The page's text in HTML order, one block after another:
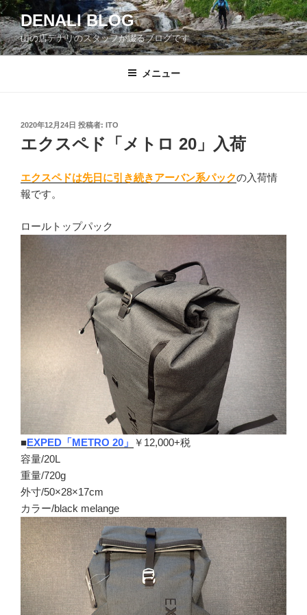
コ
ン
テ
ン
DENALI BLOG
山の店デナリのスタッフが綴るブログです
メニュー
投
日:
2020年12月24日 投稿者: ITO
エクスペド「メトロ 20」入荷
エクスペドは先日に引き続きアーバン系パックの入荷情
報です。
ロールトップパック
■EXPED「METRO 20」
￥12,000+税
容量/20L
重量/720g
外寸/50×28×17cm
カラー/black melange